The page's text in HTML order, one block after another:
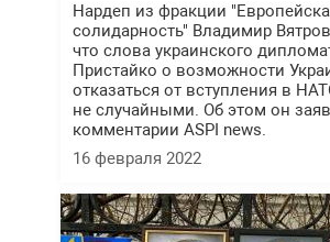
Нардеп из фракции
солидарность" Владимир
что слова украинского
Пристайко о возможности
отказаться от вступления в
не случайными. Об этом он
комментарии ASPI news.
16 февраля 2022